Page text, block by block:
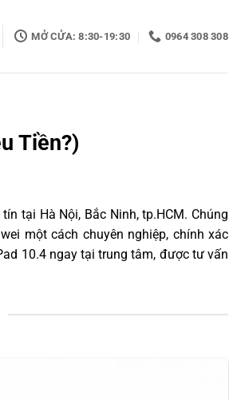
MỞ CỬA: 8:30-19:30 0964 308 308
Tiền?)
tại Hà Nội, Bắc Ninh, tp.HCM. Chúng
một cách chuyên nghiệp, chính xác
10.4 ngay tại trung tâm, được tư vấn